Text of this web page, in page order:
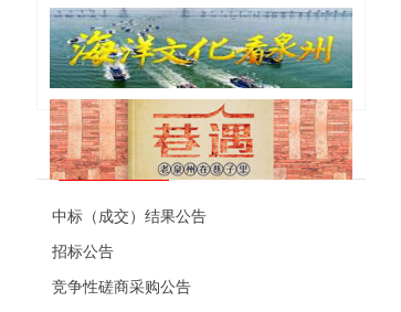
便民资讯
中标（成交）结果公告
招标公告
竞争性磋商采购公告